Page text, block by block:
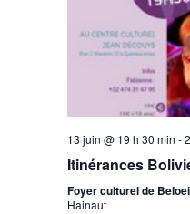
13 juin @ 19 h 30 min -
Itinérances
Foyer culturel de
Hainaut